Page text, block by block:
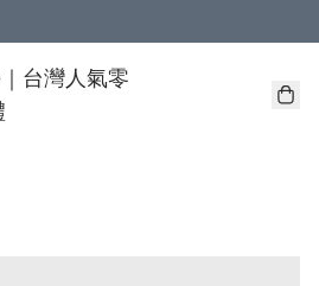
！（適用於 本地送貨、本地取貨 )
台灣人氣零